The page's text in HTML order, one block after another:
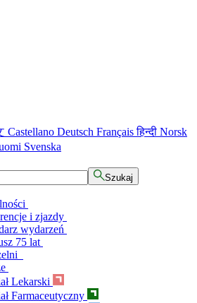
Castellano Deutsch Françaisहिन्दी Norsk
Svenska
Szukaj
i zjazdy
wydarzeń
75 lat
Lekarski
Farmaceutyczny